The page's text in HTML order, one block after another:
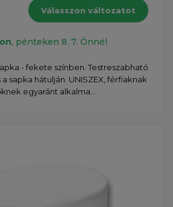
Válasszon változatot
, pénteken 8. 7. Önnél
- fekete színben. Testreszabható
sapka hátulján. UNISZEX, férfiaknak
egyaránt alkalma...